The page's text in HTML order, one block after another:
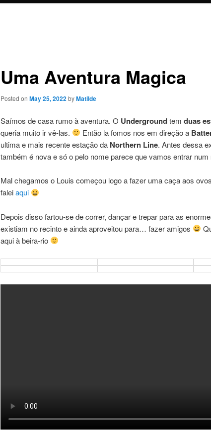
Uma Aventura Magica
Posted on May 25, 2022byMatilde
Saímos de casa rumo à aventura. O Undergroundtem duas
queria muito ir vê-las.
Então la fomos nos em direção a
ultima e mais recente estação daNorthern Line. Antes dessa
também é nova e só o pelo nome parece que vamos entrar num
Mal chegamos o Louis começou logo a fazer uma caça aos
faleiaqui
Depois disso fartou-se de correr, dançar e trepar para as
existiam no recinto e ainda aproveitou para… fazer amigos
aqui à beira-rio